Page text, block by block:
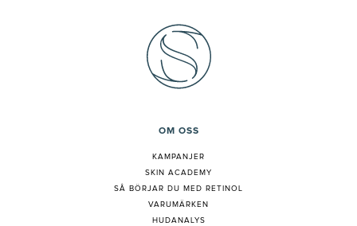
OM OSS
KAMPANJER
SKIN ACADEMY
SÅ BÖRJAR DU MED RETINOL
VARUMÄRKEN
HUDANALYS